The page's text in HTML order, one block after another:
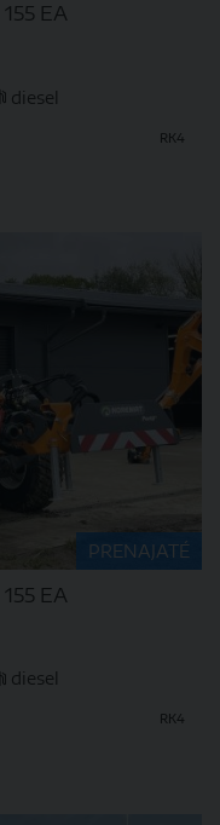
EA
diesel
RK4
PRENAJATÉ
EA
diesel
RK4